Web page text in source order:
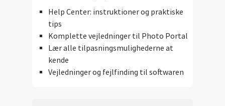
Help Center: instruktioner og praktiske
tips
Komplette vejledninger til Photo Portal
Lær alle tilpasningsmulighederne at
kende
Vejledninger og fejlfinding til softwaren